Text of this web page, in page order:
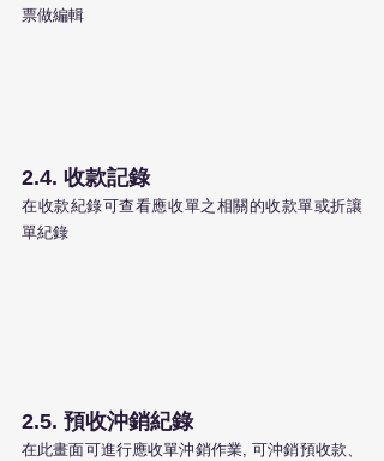
票做編輯
2.4. 收款記錄
在收款紀錄可查看應收單之相關的收款單或折讓
單紀錄
2.5. 預收沖銷紀錄
在此畫面可進行應收單沖銷作業, 可沖銷預收款、